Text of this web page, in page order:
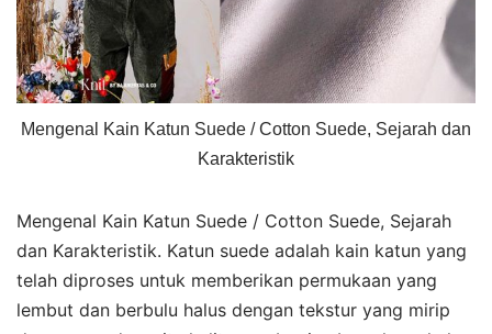
Mengenal Kain Katun Suede / Cotton Suede, Sejarah dan
Karakteristik
Mengenal Kain Katun Suede / Cotton Suede, Sejarah
dan Karakteristik. Katun suede adalah kain katun yang
telah diproses untuk memberikan permukaan yang
lembut dan berbulu halus dengan tekstur yang mirip